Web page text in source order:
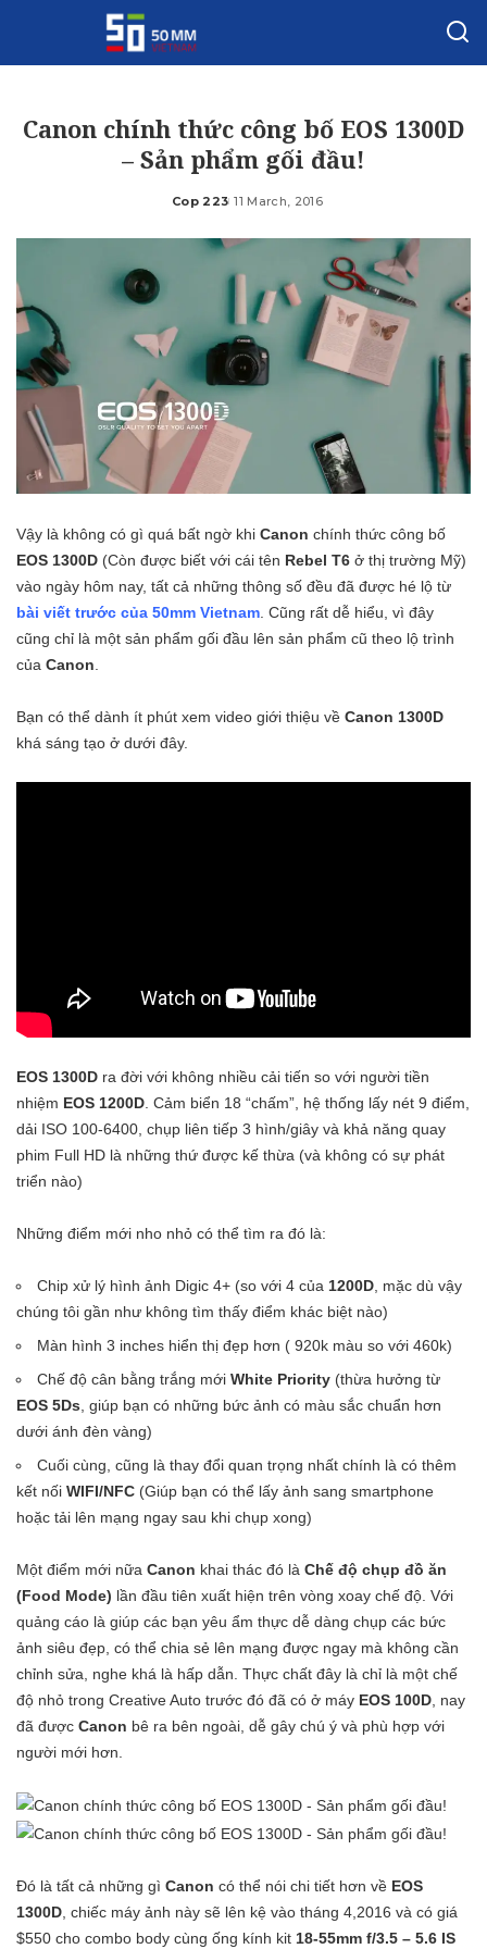
Canon chính thức công bố EOS 1300D
– Sản phẩm gối đầu!
Posted
Cop 223 11 March, 2016
Vậy là không có gì quá bất ngờ khi Canon chính thức công bố
EOS 1300D (Còn được biết với cái tên Rebel T6 ở thị trường Mỹ)
vào ngày hôm nay, tất cả những thông số đều đã được hé lộ từ
bài viết trước của 50mm Vietnam . Cũng rất dễ hiểu, vì đây
cũng chỉ là một sản phẩm gối đầu lên sản phẩm cũ theo lộ trình
của Canon
Bạn có thể dành ít phút xem video giới thiệu về Canon 1300D
khá sáng tạo ở dưới đây.
EOS 1300D ra đời với không nhiều cải tiến so với người tiền
nhiệm EOS 1200D. Cảm biển 18 “chấm”, hệ thống lấy nét 9 điểm,
dải ISO 100-6400, chụp liên tiếp 3 hình/giây và khả năng quay
phim Full HD là những thứ được kế thừa (và không có sự phát
triển nào)
Những điểm mới nho nhỏ có thể tìm ra đó là:
Chip xử lý hình ảnh Digic 4+ (so với 4 của1200D, mặc dù vậy
chúng tôi gần như không tìm thấy điểm khác biệt nào)
Màn hình 3 inches hiển thị đẹp hơn ( 920k màu so với 460k)
Chế độ cân bằng trắng mớiWhite Priority (thừa hưởng từ
EOS 5Ds, giúp bạn có những bức ảnh có màu sắc chuẩn hơn
dưới ánh đèn vàng)
Cuối cùng, cũng là thay đổi quan trọng nhất chính là có thêm
kết nối WIFI/NFC (Giúp bạn có thể lấy ảnh sang smartphone
hoặc tải lên mạng ngay sau khi chụp xong)
Một điểm mới nữa Canon khai thác đó là Chế độ chụp đồ ăn
(Food Mode) lần đầu tiên xuất hiện trên vòng xoay chế độ. Với
quảng cáo là giúp các bạn yêu ẩm thực dễ dàng chụp các bức
ảnh siêu đẹp, có thể chia sẻ lên mạng được ngay mà không cần
chỉnh sửa, nghe khá là hấp dẫn. Thực chất đây là chỉ là một chế
độ nhỏ trong Creative Auto trước đó đã có ở máy EOS 100D, nay
đã được Canon bê ra bên ngoài, dễ gây chú ý và phù hợp với
người mới hơn.
Đó là tất cả những gì Canon có thể nói chi tiết hơn về EOS
1300D , chiếc máy ảnh này sẽ lên kệ vào tháng 4,2016 và có giá
$550 cho combo body cùng ống kính kit 18-55mm f/3.5 – 5.6 IS